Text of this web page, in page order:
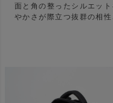
面と角の整ったシルエッ
やかさが際立つ抜群の相性